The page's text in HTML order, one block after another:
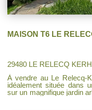
MAISON T6 LE
29480 LE RELECQ
À vendre au Le Relecq-
idéalement située dans
sur un magnifique jardin